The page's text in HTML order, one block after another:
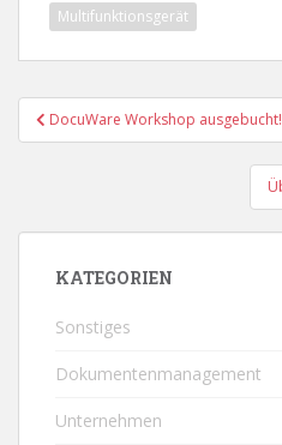
Multifunktionsgerät
DocuWare Workshop
KATEGORIEN
Sonstiges
Dokumentenmanagement
Unternehmen